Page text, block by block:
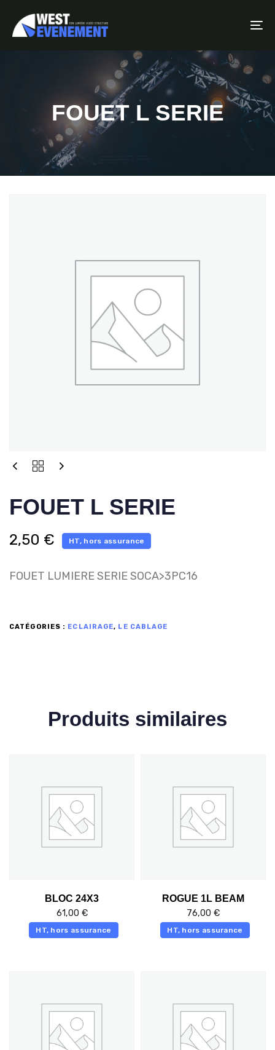
FOUET L SERIE
FOUET L SERIE
2,50 € HT, hors assurance
FOUET LUMIERE SERIE SOCA>3PC16
CATÉGORIES : ECLAIRAGE, LE CABLAGE
Produits similaires
BLOC 24X3
61,00 €
HT, hors assurance
ROGUE 1L BEAM
76,00 €
HT, hors assurance